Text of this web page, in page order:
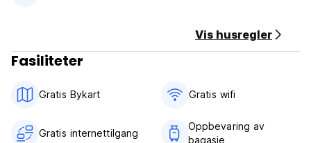
Minimum opphold: 2 dager (Auto-translated from original
Vis husregler
Fasiliteter
Gratis Bykart Gratis wifi‎
Gratis internettilgang
Oppbevaring av
bagasje